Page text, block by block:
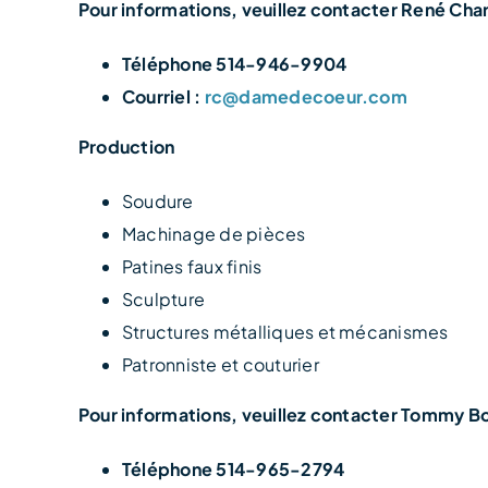
Pour informations, veuillez contacter René
Téléphone 514-946-9904
Courriel : rc@damedecoeur.com
Production
Soudure
Machinage de pièces
Patines faux finis
Sculpture
Structures métalliques et mécanismes
Patronniste et couturier
Pour informations, veuillez contacter Tommy
Téléphone 514-965-2794